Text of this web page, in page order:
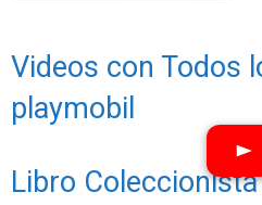
Videos con Todos
playmobil
Libro Coleccionista